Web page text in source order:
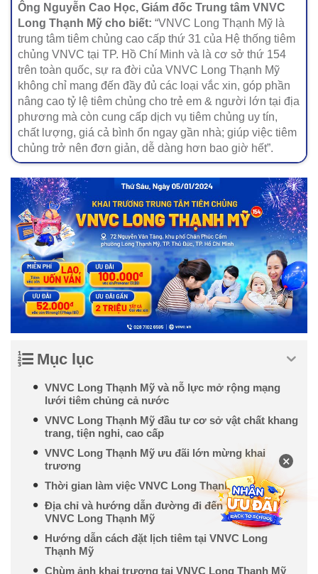
Ông Nguyễn Cao Học, Giám đốc Trung tâm VNVC
Long Thạnh Mỹ cho biết: “VNVC Long Thạnh Mỹ là
trung tâm tiêm chủng cao cấp thứ 31 của Hệ thống tiêm
chủng VNVC tại TP. Hồ Chí Minh và là cơ sở thứ 154
trên toàn quốc, sự ra đời của VNVC Long Thạnh Mỹ
không chỉ mang đến đầy đủ các loại vắc xin, góp phần
nâng cao tỷ lệ tiêm chủng cho trẻ em & người lớn tại địa
phương mà còn cung cấp dịch vụ tiêm chủng uy tín,
chất lượng, giá cả bình ổn ngay gần nhà; giúp việc tiêm
chủng trở nên đơn giản, dễ dàng hơn bao giờ hết”.
Mục lục
VNVC Long Thạnh Mỹ và nỗ lực mở rộng mạng
lưới tiêm chủng cả nước
VNVC Long Thạnh Mỹ đầu tư cơ sở vật chất khang
trang, tiện nghi, cao cấp
VNVC Long Thạnh Mỹ ưu đãi lớn mừng khai
trương
Thời gian làm việc VNVC Long Thạnh Mỹ
Địa chỉ và hướng dẫn đường đi đến trung tâm
VNVC Long Thạnh Mỹ
Hướng dẫn cách đặt lịch tiêm tại VNVC Long
Thạnh Mỹ
Chùm ảnh khai trương tại VNVC Long Thạnh Mỹ
×